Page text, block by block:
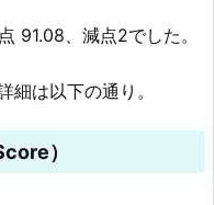
91.08、減点2でした。
細は以下の通り。
）